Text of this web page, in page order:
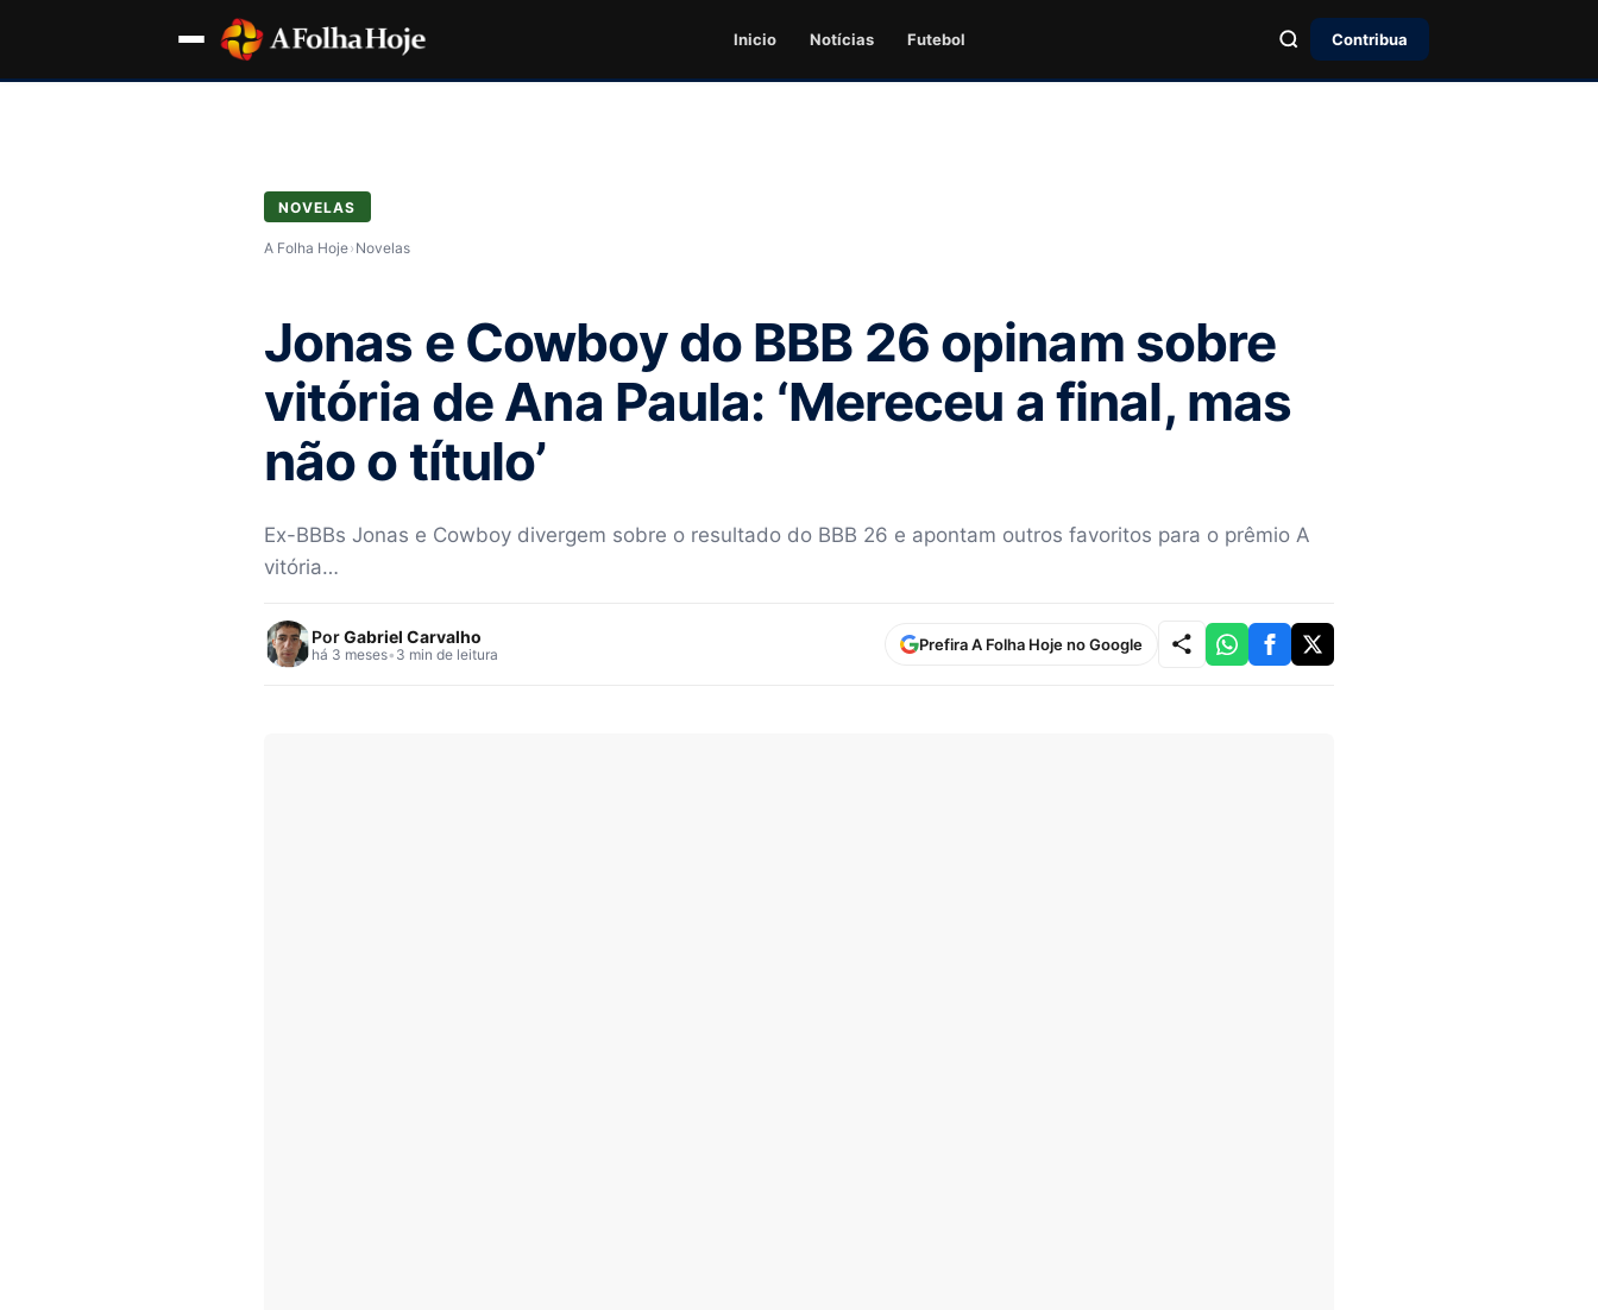
Inicio Notícias Futebol Contribua
NOVELAS
A Folha Hoje› Novelas
Jonas e Cowboy do BBB 26 opinam sobre
vitória de Ana Paula: ‘Mereceu a final, mas
não o título’
Ex-BBBs Jonas e Cowboy divergem sobre o resultado do BBB 26 e apontam outros favoritos para o prêmio A
vitória…
PorGabriel Carvalho
há 3 meses• 3 min de leitura
Prefira A Folha Hoje no Google